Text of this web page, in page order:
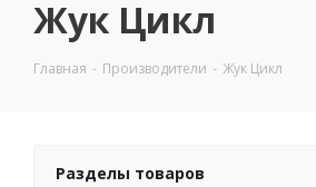
Жук Цикл
Главная - Производители - Жук Цикл
Разделы товаров